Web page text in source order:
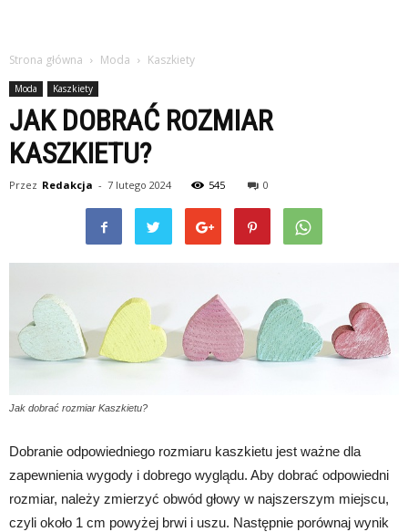
Strona główna Moda Kaszkiety
Moda Kaszkiety
JAK DOBRAĆ ROZMIAR
KASZKIETU?
Przez Redakcja - 7 lutego 2024 545 0
Jak dobrać rozmiar Kaszkietu?
Dobranie odpowiedniego rozmiaru kaszkietu jest ważne dla
zapewnienia wygody i dobrego wyglądu. Aby dobrać odpowiedni
rozmiar, należy zmierzyć obwód głowy w najszerszym miejscu,
czyli około 1 cm powyżej brwi i uszu. Następnie porównaj wynik